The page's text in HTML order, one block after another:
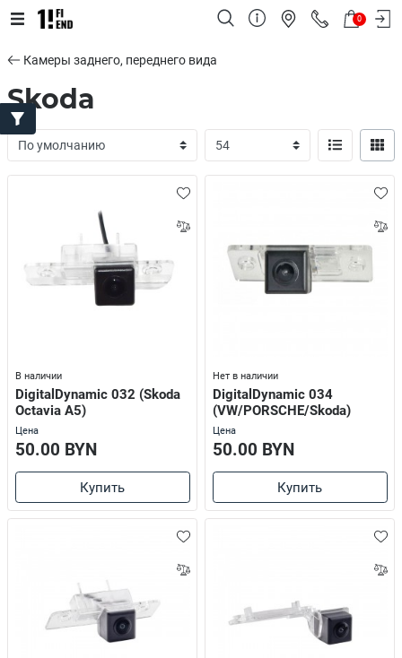
0
Камеры заднего, переднего вида
Skoda
В наличии
DigitalDynamic 032 (Skoda
Octavia A5)
Цена
50.00 BYN
Купить
Нет в наличии
DigitalDynamic 034
(VW/PORSCHE/Skoda)
Цена
50.00 BYN
Купить